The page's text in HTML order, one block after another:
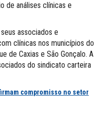
de análises clínicas e
associados e
clínicas nos municípios do
de Caxias e São Gonçalo. A
do sindicato carteira
compromisso no setor